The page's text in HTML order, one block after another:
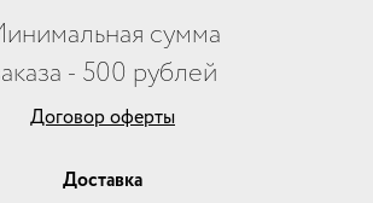
сумма
- 500 рублей
Договор оферты
Доставка